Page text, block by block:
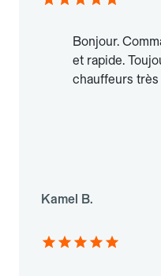
Bonjour.
et rapide.
chauffeurs
Kamel B.